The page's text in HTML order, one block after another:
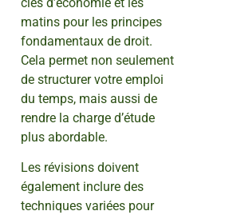
matins pour les principes
fondamentaux de droit.
Cela permet non seulement
de structurer votre emploi
du temps, mais aussi de
rendre la charge d’étude
plus abordable.
Les révisions doivent
également inclure des
techniques variées pour